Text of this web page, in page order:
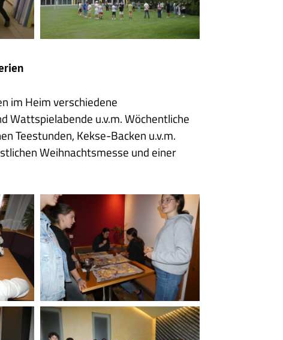
im Heim verschiedene
Wattspielabende u.v.m. Wöchentliche
Teestunden, Kekse-Backen u.v.m.
Weihnachtsmesse und einer
Kekse
backen
Weihnachtsmesse